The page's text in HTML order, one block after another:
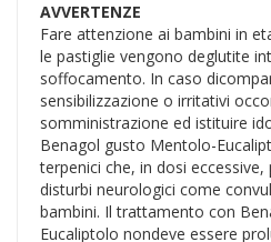
AVVERTENZE
Fare attenzione ai bambini in
le pastiglie vengono deglutite
soffocamento. In caso
sensibilizzazione o irritativi
somministrazione ed istituire
Benagol gusto Mentolo-
terpenici che, in dosi
disturbi neurologici come
bambini. Il trattamento con
Eucaliptolo nondeve essere